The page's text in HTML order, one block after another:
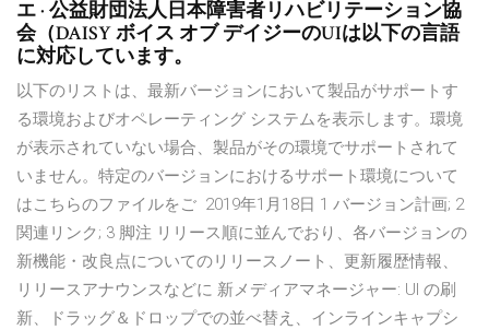
エ · 公益財団法人日本障害者リハビリテーション協
会（DAISY ボイス オブ デイジーのUIは以下の言語
に対応しています。
以下のリストは、最新バージョンにおいて製品がサポートす
る環境およびオペレーティング システムを表示します。環境
が表示されていない場合、製品がその環境でサポートされて
いません。特定のバージョンにおけるサポート環境について
はこちらのファイルをご 2019年1月18日 1 バージョン計画; 2
関連リンク; 3 脚注 リリース順に並んでおり、各バージョンの
新機能・改良点についてのリリースノート、更新履歴情報、
リリースアナウンスなどに 新メディアマネージャー: UI の刷
新、ドラッグ＆ドロップでの並べ替え、インラインキャプシ